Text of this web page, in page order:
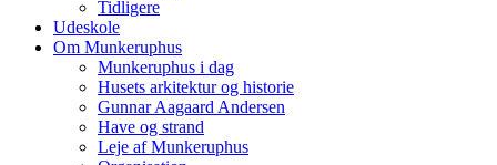
Tidligere
Udeskole
Om Munkeruphus
Munkeruphus i dag
Husets arkitektur og historie
Gunnar Aagaard Andersen
Have og strand
Leje af Munkeruphus